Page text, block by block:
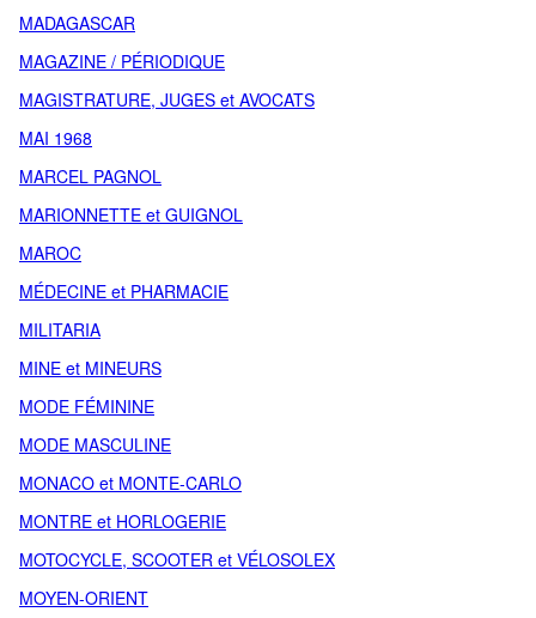
MADAGASCAR
MAGAZINE / PÉRIODIQUE
MAGISTRATURE, JUGES et AVOCATS
MAI 1968
MARCEL PAGNOL
MARIONNETTE et GUIGNOL
MAROC
MÉDECINE et PHARMACIE
MILITARIA
MINE et MINEURS
MODE FÉMININE
MODE MASCULINE
MONACO et MONTE-CARLO
MONTRE et HORLOGERIE
MOTOCYCLE, SCOOTER et VÉLOSOLEX
MOYEN-ORIENT